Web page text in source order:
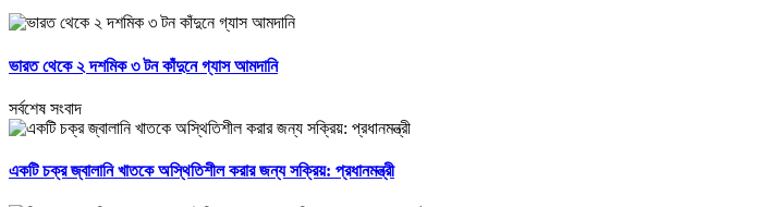
ভারত থেকে ২ দশমিক ৩ টন কাঁদুনে গ্যাস আমদানি
সর্বশেষ সংবাদ
একটি চক্র জ্বালানি খাতকে অস্থিতিশীল করার জন্য সক্রিয়: প্রধানমন্ত্রী